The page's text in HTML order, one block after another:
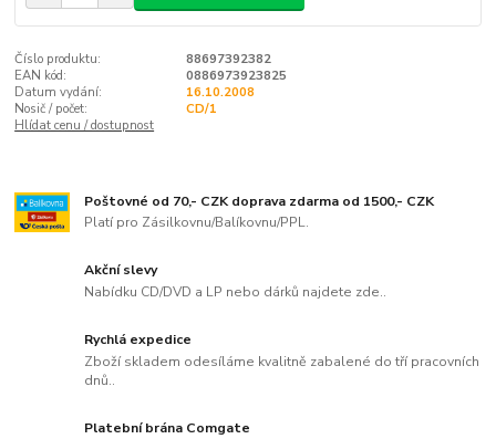
Číslo produktu:
88697392382
EAN kód:
0886973923825
Datum vydání:
16.10.2008
Nosič / počet:
CD/1
Hlídat cenu / dostupnost
Poštovné od 70,- CZK doprava zdarma od 1500,- CZK
Platí pro Zásilkovnu/Balíkovnu/PPL.
Akční slevy
Nabídku CD/DVD a LP nebo dárků najdete zde..
Rychlá expedice
Zboží skladem odesíláme kvalitně zabalené do tří pracovních
dnů..
Platební brána Comgate